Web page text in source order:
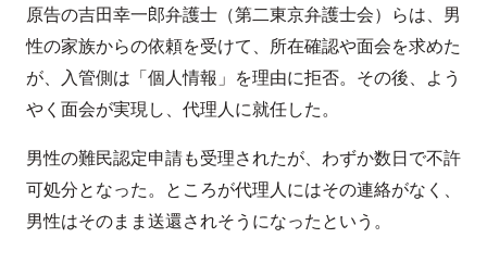
原告の吉田幸一郎弁護士（第二東京弁護士会）らは、男
性の家族からの依頼を受けて、所在確認や面会を求めた
が、入管側は「個人情報」を理由に拒否。その後、よう
やく面会が実現し、代理人に就任した。
男性の難民認定申請も受理されたが、わずか数日で不許
可処分となった。ところが代理人にはその連絡がなく、
男性はそのまま送還されそうになったという。